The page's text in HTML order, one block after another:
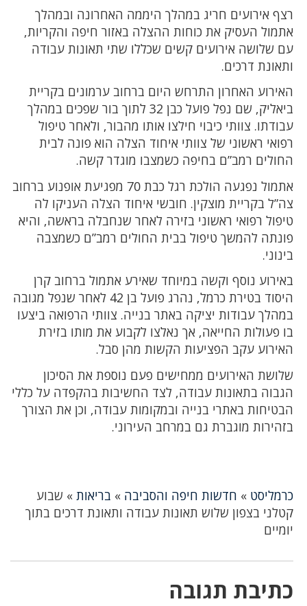
רצף אירועים חריג במהלך היממה האחרונה ובמהלך
אתמול העסיק את כוחות ההצלה באזור חיפה והקריות,
עם שלושה אירועים קשים שכללו שתי תאונות עבודה
ותאונת דרכים.
האירוע האחרון התרחש היום ברחוב ערמונים בקריית
ביאליק, שם נפל פועל כבן 32 לתוך בור שפכים במהלך
עבודתו. צוותי כיבוי חילצו אותו מהבור, ולאחר טיפול
רפואי ראשוני של צוותי איחוד הצלה הוא פונה לבית
החולים רמב”ם בחיפה כשמצבו מוגדר קשה.
אתמול נפגעה הולכת רגל כבת 70 מפגיעת אופנוע ברחוב
צה”ל בקריית מוצקין. חובשי איחוד הצלה העניקו לה
טיפול רפואי ראשוני בזירה לאחר שנחבלה בראשה, והיא
פונתה להמשך טיפול בבית החולים רמב”ם כשמצבה
בינוני.
באירוע נוסף וקשה במיוחד שאירע אתמול ברחוב קרן
היסוד בטירת כרמל, נהרג פועל בן 42 לאחר שנפל מגובה
במהלך עבודות יציקה באתר בנייה. צוותי הרפואה ביצעו
בו פעולות החייאה, אך נאלצו לקבוע את מותו בזירת
האירוע עקב הפציעות הקשות מהן סבל.
שלושת האירועים ממחישים פעם נוספת את הסיכון
הגבוה בתאונות עבודה, לצד החשיבות בהקפדה על כללי
הבטיחות באתרי בנייה ובמקומות עבודה, וכן את הצורך
בזהירות מוגברת גם במרחב העירוני.
כרמליסט » חדשות חיפה והסביבה » בריאות » שבוע
קטלני בצפון שלוש תאונות עבודה ותאונת דרכים בתוך
יומיים
כתיבת תגובה